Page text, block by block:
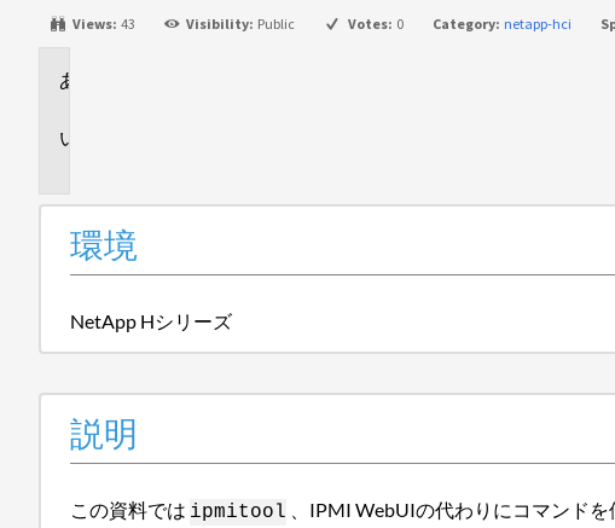
Views: 43 Visibility: Public Votes: 0 Category: netapp-hci
環境
NetApp Hシリーズ
説明
この資料では ipmitool 、IPMI WebUIの代わりにコマンド